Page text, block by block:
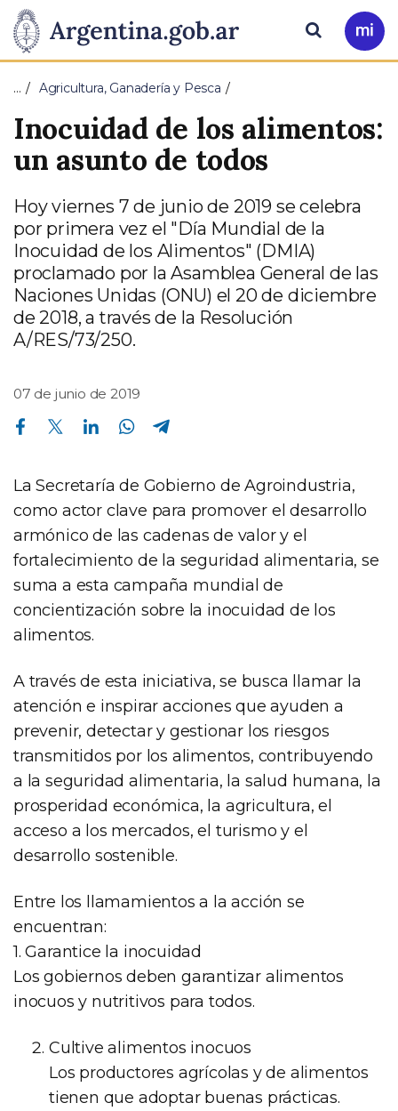
Presidencia
de
la
Nación
Pasar al contenido principal
Ir
a
Buscar
… Agricultura, Ganadería y Pesca
Inocuidad de los alimentos:
un asunto de todos
Hoy viernes 7 de junio de 2019 se celebra
por primera vez el "Día Mundial de la
Inocuidad de los Alimentos" (DMIA)
proclamado por la Asamblea General de las
Naciones Unidas (ONU) el 20 de diciembre
de 2018, a través de la Resolución
A/RES/73/250.
07 de junio de 2019
Compartir en Facebook Compartir en Twitter Compartir en Linkedin Compartir en Whatsapp
La Secretaría de Gobierno de Agroindustria,
como actor clave para promover el desarrollo
armónico de las cadenas de valor y el
fortalecimiento de la seguridad alimentaria, se
suma a esta campaña mundial de
concientización sobre la inocuidad de los
alimentos.
A través de esta iniciativa, se busca llamar la
atención e inspirar acciones que ayuden a
prevenir, detectar y gestionar los riesgos
transmitidos por los alimentos, contribuyendo
a la seguridad alimentaria, la salud humana, la
prosperidad económica, la agricultura, el
acceso a los mercados, el turismo y el
desarrollo sostenible.
Entre los llamamientos a la acción se
encuentran:
1. Garantice la inocuidad
Los gobiernos deben garantizar alimentos
inocuos y nutritivos para todos.
Cultive alimentos inocuos
Los productores agrícolas y de alimentos
tienen que adoptar buenas prácticas.